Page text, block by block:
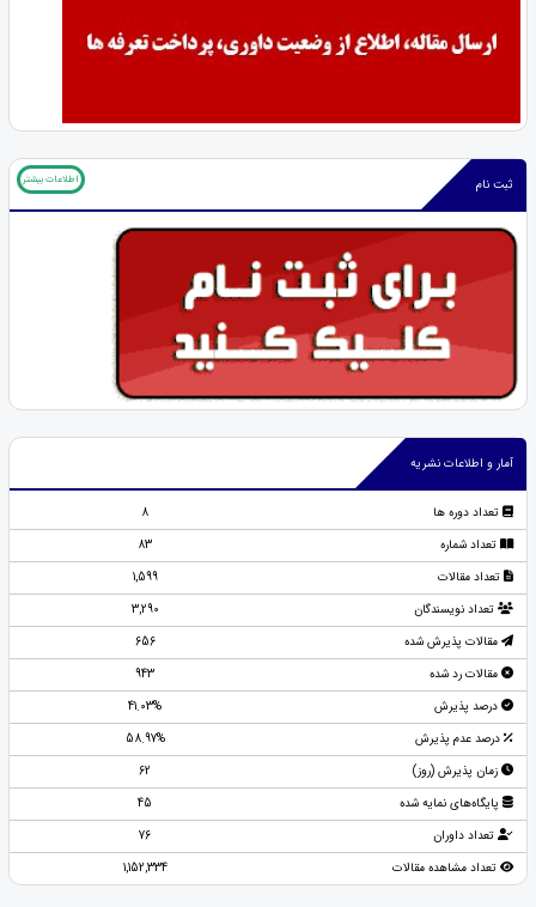
ثبت نام اطلاعات بیشتر
آمار و اطلاعات نشریه
تعداد دوره ها
8
تعداد شماره
83
تعداد مقالات
1,599
تعداد نویسندگان
3,290
مقالات پذیرش شده
656
مقالات رد شده
943
درصد پذیرش
41.03%
درصد عدم پذیرش
58.97%
زمان پذیرش (روز)
62
پایگاه‌های نمایه شده
45
تعداد داوران
76
تعداد مشاهده مقالات
1,152,334